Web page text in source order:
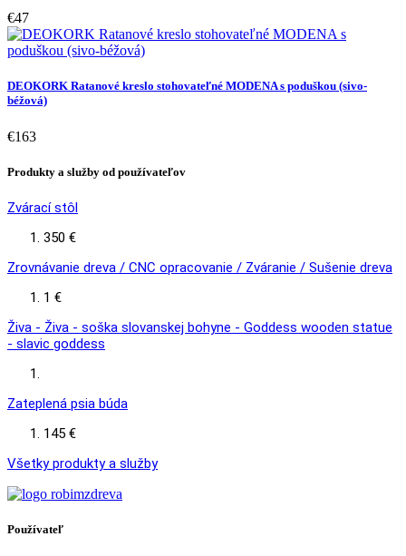
€47
DEOKORK Ratanové kreslo stohovateľné MODENA s poduškou (sivo-
béžová)
€163
Produkty a služby od používateľov
Zvárací stôl
350 €
Zrovnávanie dreva / CNC opracovanie / Zváranie / Sušenie dreva
1 €
Živa - Živa - soška slovanskej bohyne - Goddess wooden statue
- slavic goddess
Zateplená psia búda
145 €
Všetky produkty a služby
Používateľ